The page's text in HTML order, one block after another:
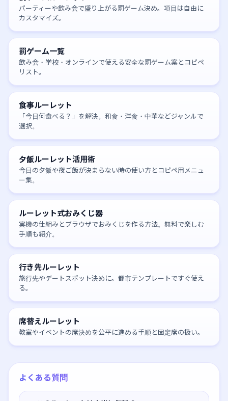
パーティーや飲み会で盛り上がる罰ゲーム決め。項目は自由に
カスタマイズ。
罰ゲーム一覧
飲み会・学校・オンラインで使える安全な罰ゲーム案とコピペ
リスト。
食事ルーレット
「今日何食べる？」を解決。和食・洋食・中華などジャンルで
選択。
夕飯ルーレット活用術
今日の夕飯や夜ご飯が決まらない時の使い方とコピペ用メニュ
ー集。
ルーレット式おみくじ器
実機の仕組みとブラウザでおみくじを作る方法。無料で楽しむ
手順も紹介。
行き先ルーレット
旅行先やデートスポット決めに。都市テンプレートですぐ使え
る。
席替えルーレット
教室やイベントの席決めを公平に進める手順と固定席の扱い。
よくある質問